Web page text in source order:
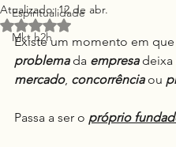
Espiritualidade
Mkt h2h
Atualizado:12 de abr.
Avaliado com NaN de 5
Existe um momento em
problema da empresa deixa
mercado, concorrência ou
Passa a ser o próprio